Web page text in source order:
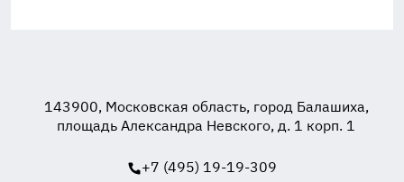
143900, Московская область, город Балашиха,
площадь Александра Невского, д. 1 корп. 1
+7 (495) 19-19-309